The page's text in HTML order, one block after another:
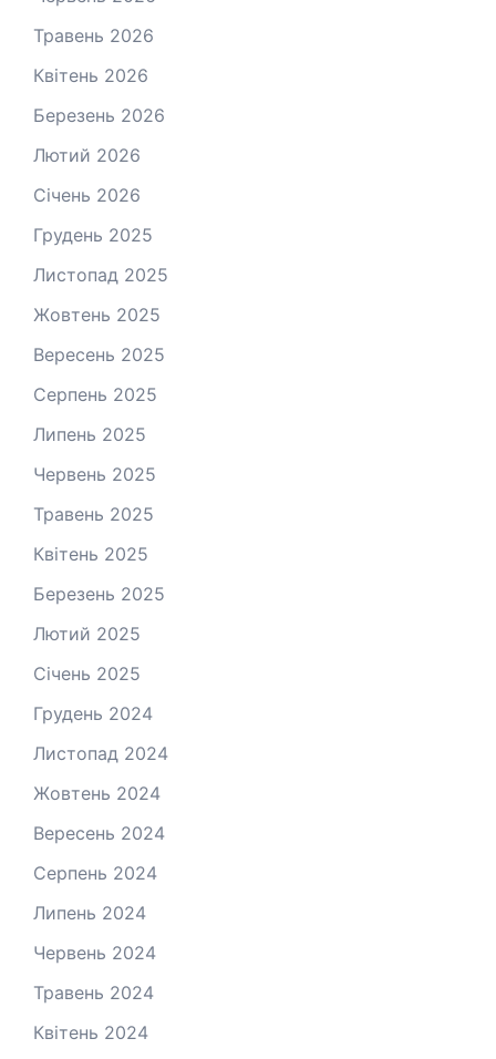
Травень 2026
Квітень 2026
Березень 2026
Лютий 2026
Січень 2026
Грудень 2025
Листопад 2025
Жовтень 2025
Вересень 2025
Серпень 2025
Липень 2025
Червень 2025
Травень 2025
Квітень 2025
Березень 2025
Лютий 2025
Січень 2025
Грудень 2024
Листопад 2024
Жовтень 2024
Вересень 2024
Серпень 2024
Липень 2024
Червень 2024
Травень 2024
Квітень 2024